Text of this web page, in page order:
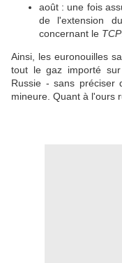
août : une fois
de l'extension
concernant le TCP.
Ainsi, les euronouilles
tout le gaz importé
Russie - sans préciser
mineure. Quant à l'ours